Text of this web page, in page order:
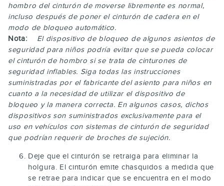
hombro del cinturón de moverse libremente es normal,
incluso después de poner el cinturón de cadera en el
modo de bloqueo automático.
Nota:
El dispositivo de bloqueo de algunos asientos de
seguridad para niños podría evitar que se pueda colocar
el cinturón de hombro si se trata de cinturones de
seguridad inflables. Siga todas las instrucciones
suministradas por el fabricante del asiento para niños en
cuanto a la necesidad de utilizar el dispositivo de
bloqueo y la manera correcta. En algunos casos, dichos
dispositivos son suministrados exclusivamente para el
uso en vehículos con sistemas de cinturón de seguridad
que podrían requerir de broches de sujeción.
Deje que el cinturón se retraiga para eliminar la
holgura. El cinturón emite chasquidos a medida que
se retrae para indicar que se encuentra en el modo